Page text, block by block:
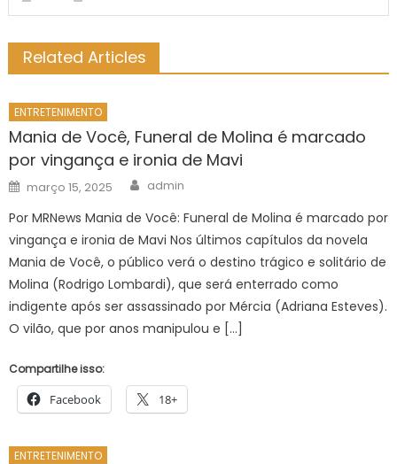
Related Articles
ENTRETENIMENTO
Mania de Você, Funeral de Molina é marcado
por vingança e ironia de Mavi
Posted
on
março 15, 2025 Author
admin
Por MRNews Mania de Você: Funeral de Molina é marcado por
vingança e ironia de Mavi Nos últimos capítulos da novela
Mania de Você, o público verá o destino trágico e solitário de
Molina (Rodrigo Lombardi), que será enterrado como
indigente após ser assassinado por Mércia (Adriana Esteves).
O vilão, que por anos manipulou e […]
Compartilhe isso:
Facebook 18+
ENTRETENIMENTO